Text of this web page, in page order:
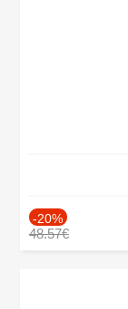
-20%
48.57€